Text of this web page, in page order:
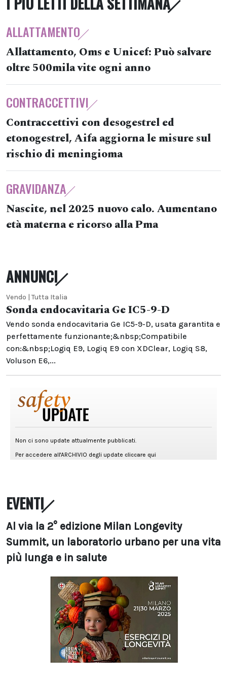
ALLATTAMENTO
Allattamento, Oms e Unicef: Può salvare
oltre 500mila vite ogni anno
CONTRACCETTIVI
Contraccettivi con desogestrel ed
etonogestrel, Aifa aggiorna le misure sul
rischio di meningioma
GRAVIDANZA
Nascite, nel 2025 nuovo calo. Aumentano
età materna e ricorso alla Pma
ANNUNCI
Vendo | Tutta Italia
Sonda endocavitaria Ge IC5-9-D
Vendo sonda endocavitaria Ge IC5-9-D, usata garantita e
perfettamente funzionante;&nbsp;Compatibile
con:&nbsp;Logiq E9, Logiq E9 con XDClear, Logiq S8,
Voluson E6,...
EVENTI
Al via la 2° edizione Milan Longevity
Summit, un laboratorio urbano per una vita
più lunga e in salute